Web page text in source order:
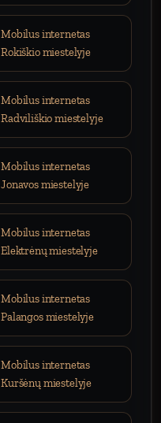
Mobilus internetas
Rokiškio miestelyje
Mobilus internetas
Radviliškio miestelyje
Mobilus internetas
Jonavos miestelyje
Mobilus internetas
Elektrėnų miestelyje
Mobilus internetas
Palangos miestelyje
Mobilus internetas
Kuršėnų miestelyje